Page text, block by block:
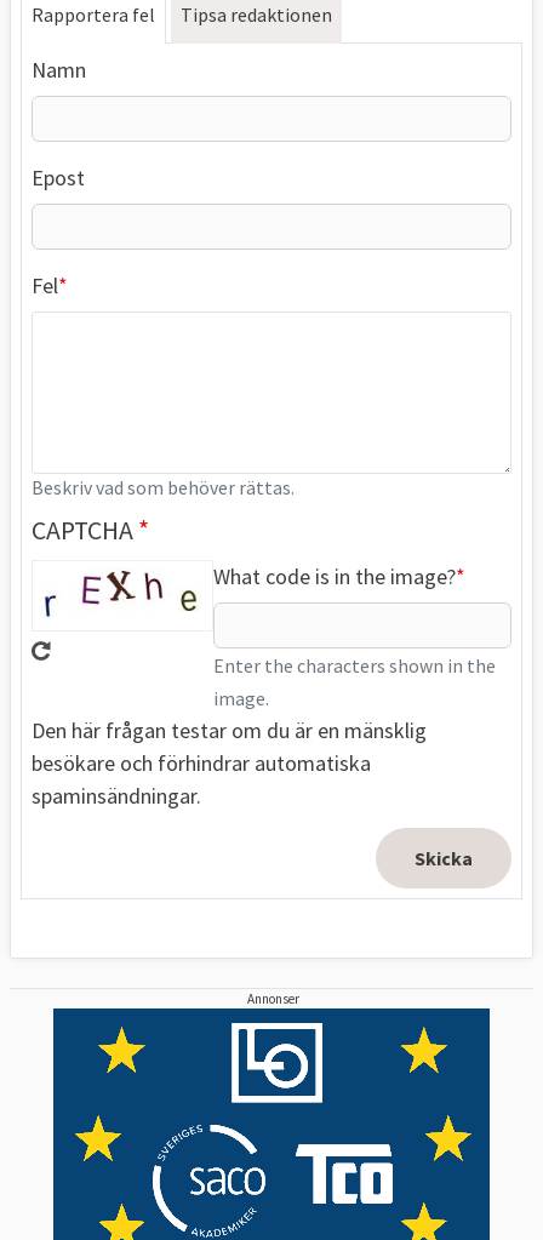
Rapportera fel Tipsa redaktionen
Namn
Epost
Fel
Beskriv vad som behöver rättas.
CAPTCHA
What code is in the image?
Enter the characters shown in the
image.
Den här frågan testar om du är en mänsklig
besökare och förhindrar automatiska
spaminsändningar.
Annonser